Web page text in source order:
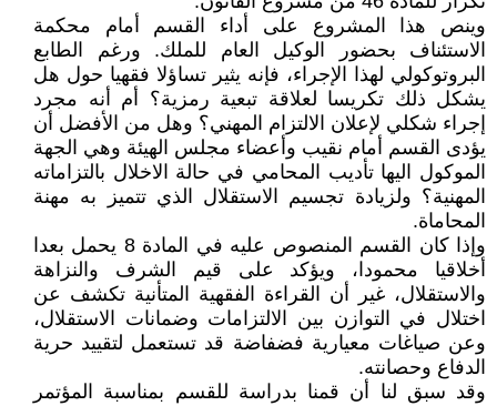
وينص هذا المشروع على أداء القسم أمام محكمة
الاستئناف بحضور الوكيل العام للملك. ورغم الطابع
البروتوكولي لهذا الإجراء، فإنه يثير تساؤلا فقهيا حول هل
يشكل ذلك تكريسا لعلاقة تبعية رمزية؟ أم أنه مجرد
إجراء شكلي لإعلان الالتزام المهني؟ وهل من الأفضل أن
يؤدى القسم أمام نقيب وأعضاء مجلس الهيئة وهي الجهة
الموكول اليها تأديب المحامي في حالة الاخلال بالتزاماته
المهنية؟ ولزيادة تجسيم الاستقلال الذي تتميز به مهنة
المحاماة.
وإذا كان القسم المنصوص عليه في المادة 8 يحمل بعدا
أخلاقيا محمودا، ويؤكد على قيم الشرف والنزاهة
والاستقلال، غير أن القراءة الفقهية المتأنية تكشف عن
اختلال في التوازن بين الالتزامات وضمانات الاستقلال،
وعن صياغات معيارية فضفاضة قد تستعمل لتقييد حرية
الدفاع وحصانته.
وقد سبق لنا أن قمنا بدراسة للقسم بمناسبة المؤتمر